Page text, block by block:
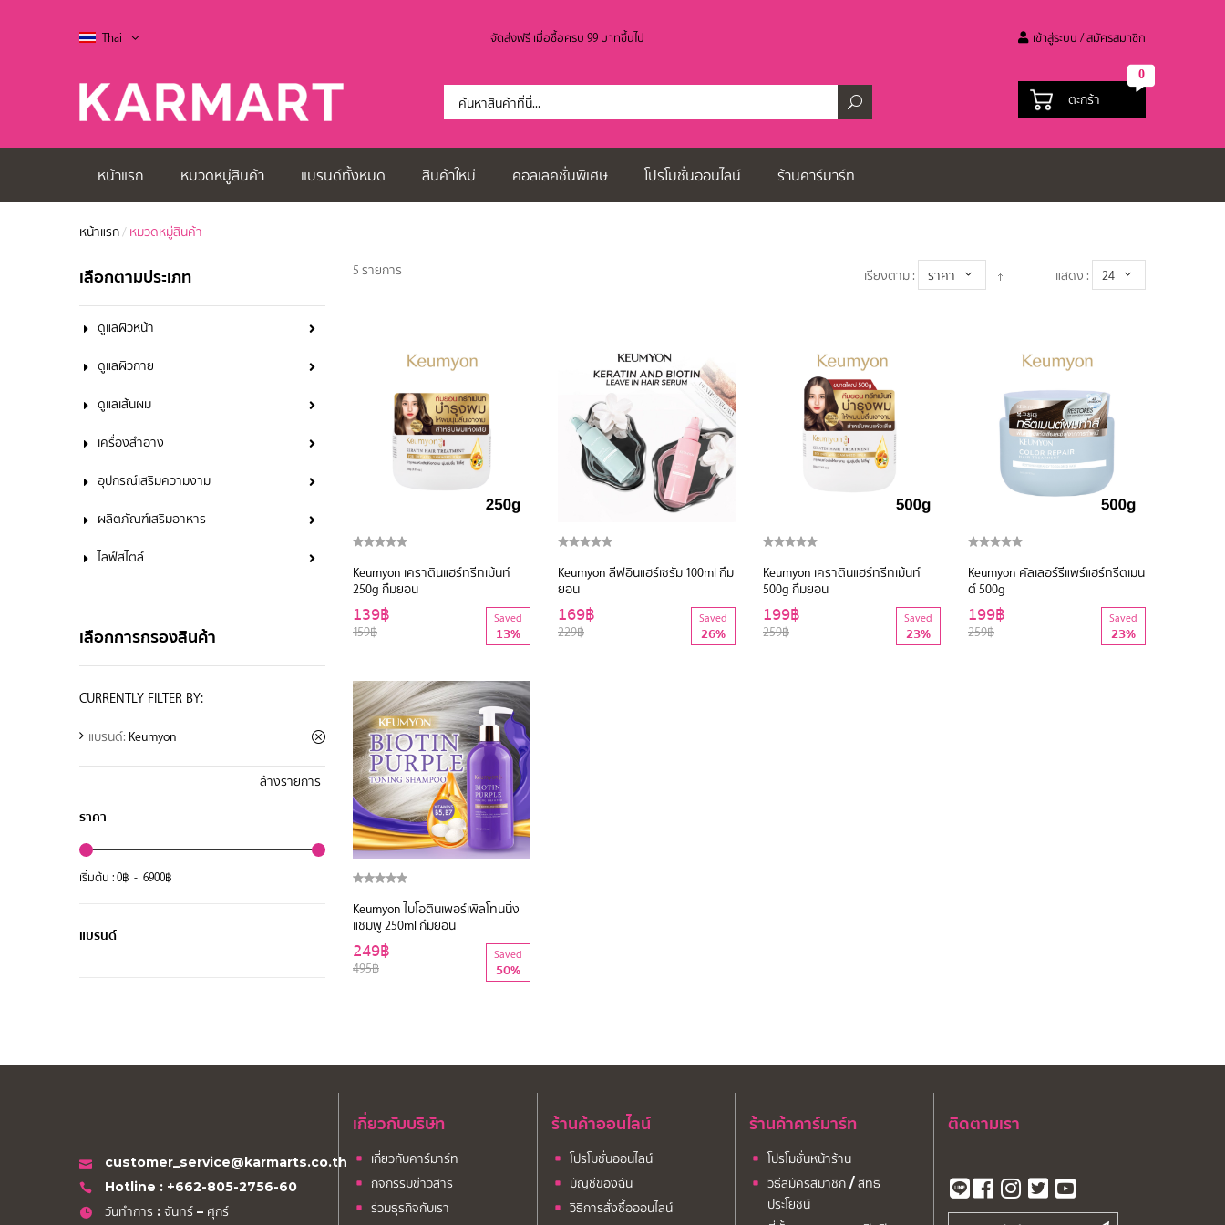
Thai จัดส่งฟรี เมื่อซื้อครบ 99 บาทขึ้นไป เข้าสู่ระบบ / สมัครสมาชิก
ตะกร้า
0
หน้าแรก หมวดหมู่สินค้า แบรนด์ทั้งหมด สินค้าใหม่ คอลเลคชั่นพิเศษ โปรโมชั่นออนไลน์ ร้านคาร์มาร์ท
หน้าแรก / หมวดหมู่สินค้า
เลือกตามประเภท
ดูแลผิวหน้า
ดูแลผิวกาย
ดูแลเส้นผม
เครื่องสำอาง
อุปกรณ์เสริมความงาม
ผลิตภัณฑ์เสริมอาหาร
ไลฟ์สไตล์
เลือกการกรองสินค้า
CURRENTLY FILTER BY:
แบรนด์: Keumyon
ล้างรายการ
ราคา
เริ่มต้น :0฿ - 6900฿
แบรนด์
5 รายการ เรียงตาม : ราคา แสดง : 24
Keumyon เคราตินแฮร์ทรีทเม้นท์
250g กึมยอน
159฿
139฿ Saved
13%
Keumyon ลีฟอินแฮร์เซรั่ม 100ml กึม
ยอน
229฿
169฿ Saved
26%
Keumyon เคราตินแฮร์ทรีทเม้นท์
500g กึมยอน
259฿
199฿ Saved
23%
Keumyon คัลเลอร์รีแพร์แฮร์ทรีตเมน
ต์ 500g
259฿
199฿ Saved
23%
Keumyon ไบโอตินเพอร์เพิลโทนนิ่ง
แชมพู 250ml กึมยอน
495฿
249฿ Saved
50%
customer_service@karmarts.co.th
Hotline : +662-805-2756-60
วันทำการ : จันทร์ – ศุกร์
เกี่ยวกับบริษัท
เกี่ยวกับคาร์มาร์ท
กิจกรรมข่าวสาร
ร่วมธุรกิจกับเรา
ร้านค้าออนไลน์
โปรโมชั่นออนไลน์
บัญชีของฉัน
วิธีการสั่งซื้อออนไลน์
ร้านค้าคาร์มาร์ท
โปรโมชั่นหน้าร้าน
วิธีสมัครสมาชิก / สิทธิ
ประโยชน์
ติดตามเรา